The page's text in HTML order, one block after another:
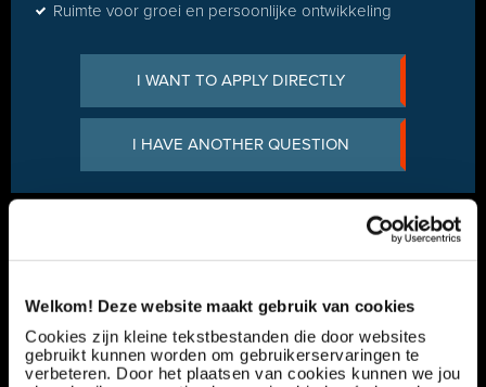
Welkom! Deze website maakt gebruik van cookies
Cookies zijn kleine tekstbestanden die door websites
gebruikt kunnen worden om gebruikerservaringen te
verbeteren. Door het plaatsen van cookies kunnen we jou
Ruimte voor groei en persoonlijke ontwikkeling
I WANT TO APPLY DIRECTLY
I HAVE ANOTHER QUESTION
Lars Blommers